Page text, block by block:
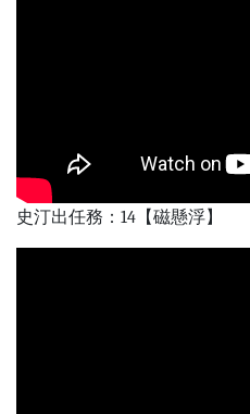
史汀出任務：14【磁懸浮】